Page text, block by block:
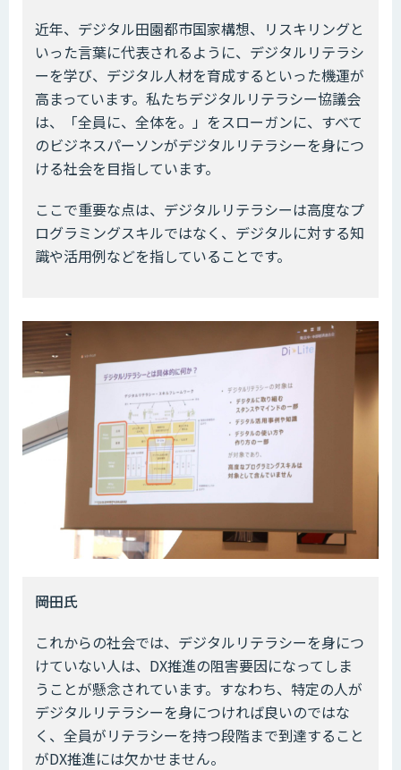
近年、デジタル田園都市国家構想、リスキリングと
いった言葉に代表されるように、デジタルリテラシ
ーを学び、デジタル人材を育成するといった機運が
高まっています。私たちデジタルリテラシー協議会
は、「全員に、全体を。」をスローガンに、すべて
のビジネスパーソンがデジタルリテラシーを身につ
ける社会を目指しています。
ここで重要な点は、デジタルリテラシーは高度なプ
ログラミングスキルではなく、デジタルに対する知
識や活用例などを指していることです。
――岡田氏
これからの社会では、デジタルリテラシーを身につ
けていない人は、DX推進の阻害要因になってしま
うことが懸念されています。すなわち、特定の人が
デジタルリテラシーを身につければ良いのではな
く、全員がリテラシーを持つ段階まで到達すること
がDX推進には欠かせません。